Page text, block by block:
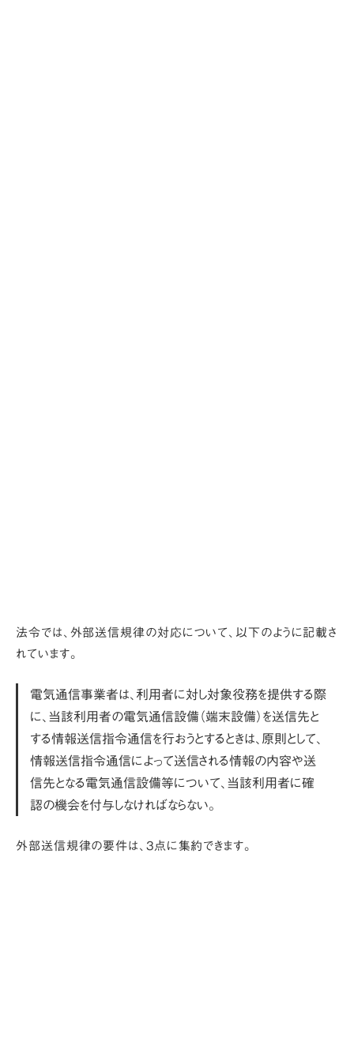
法令では、外部送信規律の対応について、以下のように記載さ
れています。
電気通信事業者は、利用者に対し対象役務を提供する際
に、当該利用者の電気通信設備（端末設備）を送信先と
する情報送信指令通信を行おうとするときは、原則として、
情報送信指令通信によって送信される情報の内容や送
信先となる電気通信設備等について、当該利用者に確
認の機会を付与しなければならない。
外部送信規律の要件は、3点に集約できます。